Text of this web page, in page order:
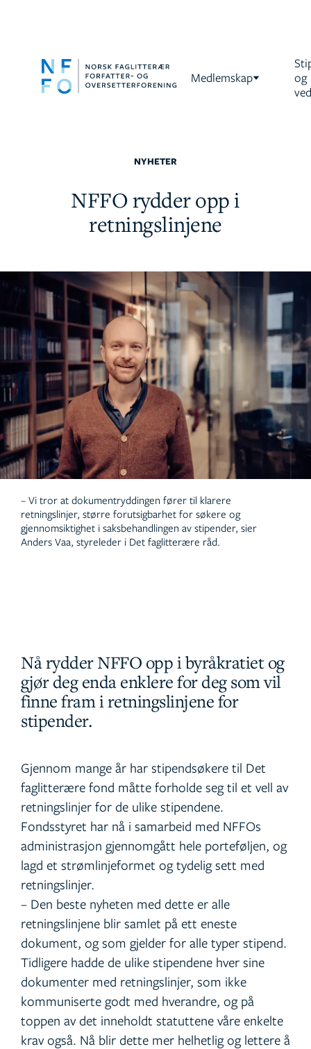
Medlemskap
og
NYHETER
NFFO rydder opp i
retningslinjene
– Vi tror at dokumentryddingen fører til klarere
retningslinjer, større forutsigbarhet for søkere og
gjennomsiktighet i saksbehandlingen av stipender, sier
Anders Vaa, styreleder i Det faglitterære råd.
Nå rydder NFFO opp i byråkratiet og
gjør deg enda enklere for deg som vil
finne fram i retningslinjene for
stipender.
Gjennom mange år har stipendsøkere til Det
faglitterære fond måtte forholde seg til et vell av
retningslinjer for de ulike stipendene.
Fondsstyret har nå i samarbeid med NFFOs
administrasjon gjennomgått hele porteføljen, og
lagd et strømlinjeformet og tydelig sett med
retningslinjer.
– Den beste nyheten med dette er alle
retningslinjene blir samlet på ett eneste
dokument, og som gjelder for alle typer stipend.
Tidligere hadde de ulike stipendene hver sine
dokumenter med retningslinjer, som ikke
kommuniserte godt med hverandre, og på
toppen av det inneholdt statuttene våre enkelte
krav også. Nå blir dette mer helhetlig og lettere å